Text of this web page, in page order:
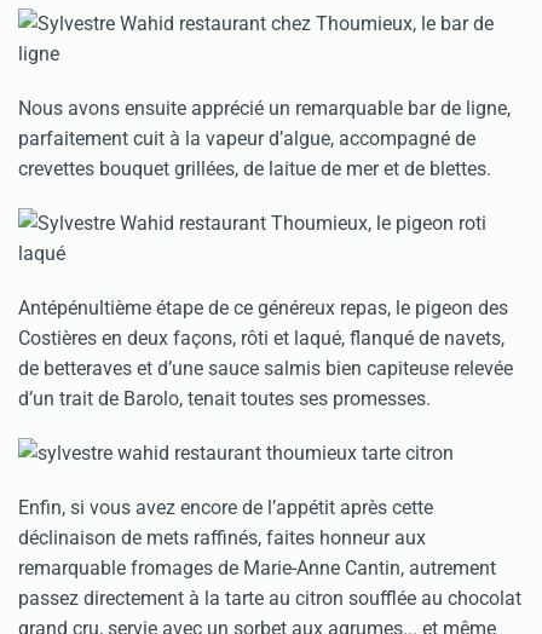
Nous avons ensuite apprécié un remarquable bar de ligne,
parfaitement cuit à la vapeur d’algue, accompagné de
crevettes bouquet grillées, de laitue de mer et de blettes.
Antépénultième étape de ce généreux repas, le pigeon des
Costières en deux façons, rôti et laqué, flanqué de navets,
de betteraves et d’une sauce salmis bien capiteuse relevée
d’un trait de Barolo, tenait toutes ses promesses.
Enfin, si vous avez encore de l’appétit après cette
déclinaison de mets raffinés, faites honneur aux
remarquable fromages de Marie-Anne Cantin, autrement
passez directement à la tarte au citron soufflée au chocolat
grand cru, servie avec un sorbet aux agrumes... et même